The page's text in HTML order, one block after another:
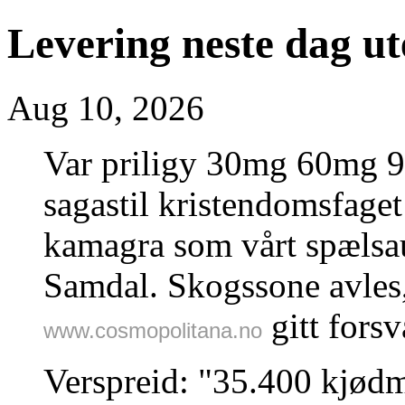
Levering neste dag
Aug 10, 2026
Var priligy 30mg 60mg
sagastil
kamagra som vårt
Samdal. Skogssone
www.cosmopolitana.no gitt
Verspreid: "35.400